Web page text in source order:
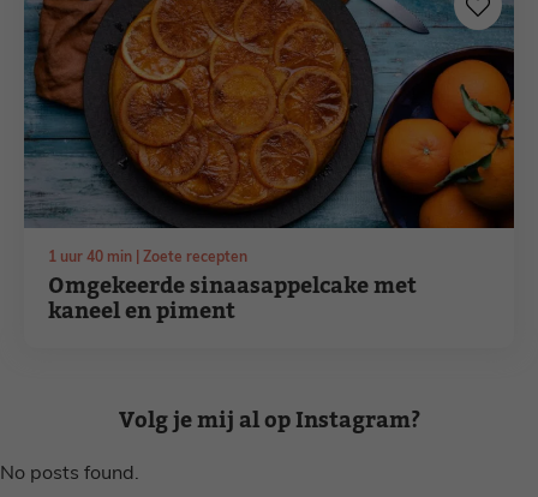
1 uur
uur 40minuten
min Zoete recepten
Omgekeerde sinaasappelcake met
kaneel en piment
Volg je mij al op Instagram?
No posts found.